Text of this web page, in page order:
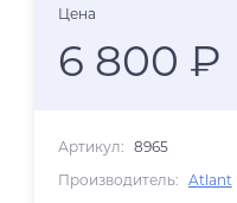
Цена
6 800 ₽
Артикул: 8965
Производитель: Atlant